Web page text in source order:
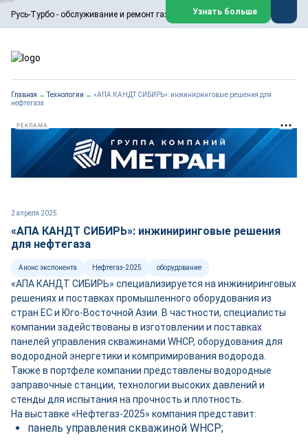
Русь-Турбо - обслуживание и ремонт газовых паровых турбин
ООО «Русь-Турбо» занимается сервисом газовых и паровых
турбин, комплексным ремонтом, восстановлением,
техническим обслуживанием оборудования ТЭС,
работают на нефтегазовых, нефтехимических,
металлургических и других предприятиях.
Реклама. ООО «Русь-Турбо», ИНН 7802588950
erid: F7NfYUJCUneVdwPs4znf
Узнать больше
Главная →Технологии → «АПА КАНДТ СИБИРЬ»: инжиниринговые решения для
нефтегаза
РЕКЛАМА
2 апреля 2025
«АПА КАНДТ СИБИРЬ»: инжиниринговые решения
для нефтегаза
Анонс экспонента Нефтегаз-2025 оборудование
«АПА КАНДТ СИБИРЬ» специализируется на инжиниринговых
решениях и поставках промышленного оборудования из
стран ЕС и Юго-Восточной Азии. В частности, специалисты
компании задействованы в изготовлении и поставках
панелей управления скважинами WHCP, оборудования для
водородной энергетики и компримирования водорода.
Также в портфеле компании представлены водородные
заправочные станции, технологии высоких давлений и
стенды для испытания на прочность и плотность.
На выставке «Нефтегаз-2025» компания представит:
панель управления скважиной WHCP;